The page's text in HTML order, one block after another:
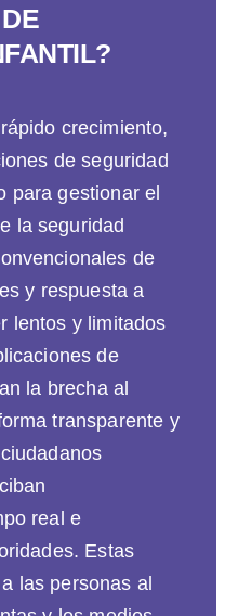
crecimiento,
de seguridad
para gestionar el
la seguridad
de
y respuesta a
lentos y limitados
de
la brecha al
transparente y
real e
Estas
las personas al